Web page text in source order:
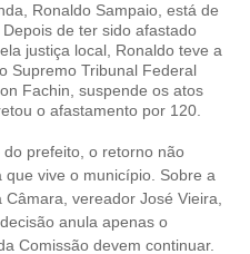
Ronaldo Sampaio, está de
de ter sido afastado
justiça local, Ronaldo teve a
Supremo Tribunal Federal
Fachin, suspende os atos
o afastamento por 120.
prefeito, o retorno não
vive o município. Sobre a
vereador José Vieira,
anula apenas o
Comissão devem continuar.